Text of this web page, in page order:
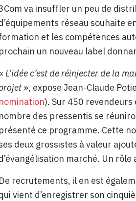
va insuffler un peu de
réseau souhaite
et les compétences
prochain un nouveau label
L’idée c’est de réinjecter de la
», expose Jean-Claude
nomination). Sur 450
nombre des pressentis se
présenté ce programme. Cette
deux grossistes à valeur
marché. Un
De recrutements, il en est
vient d’enregistrer son